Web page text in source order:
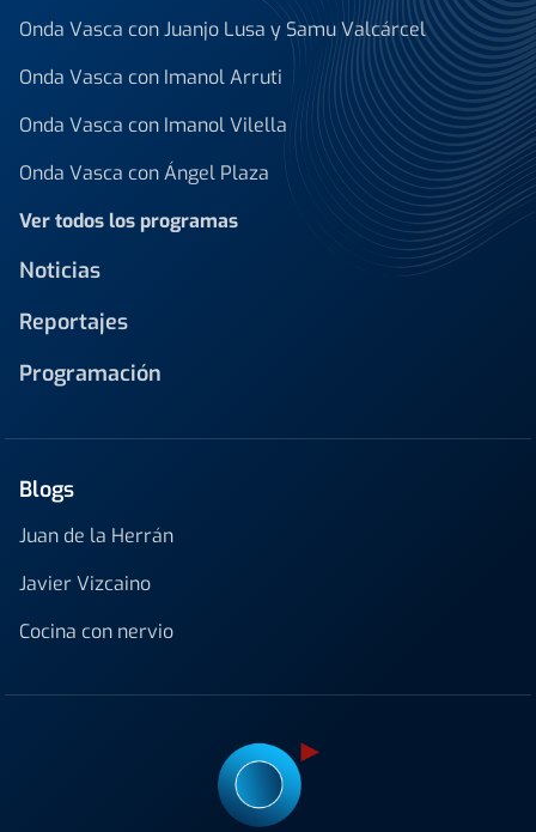
Onda Vasca con Juanjo Lusa y Samu Valcárcel
Onda Vasca con Imanol Arruti
Onda Vasca con Imanol Vilella
Onda Vasca con Ángel Plaza
Ver todos los programas
Noticias
Reportajes
Programación
Blogs
Juan de la Herrán
Javier Vizcaino
Cocina con nervio